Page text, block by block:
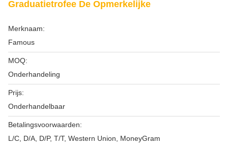
Graduatietrofee De Opmerkelijke
Merknaam:
Famous
MOQ:
Onderhandeling
Prijs:
Onderhandelbaar
Betalingsvoorwaarden:
L/C, D/A, D/P, T/T, Western Union, MoneyGram